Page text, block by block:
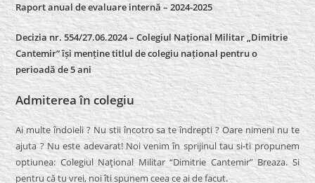
Raport anual de evaluare internă –2024-2025
Decizia nr. 554/27.06.2024 – Colegiul Național Militar „Dimitrie
Cantemir” își menține titlul de colegiu național pentru o
perioadă de 5 ani
Admiterea în colegiu
Ai multe îndoieli ? Nu stii încotro sa te îndrepti ? Oare nimeni nu te
ajuta ? Nu este adevarat! Noi venim în sprijinul tau si-ti propunem
optiunea: Colegiul Naţional Militar “Dimitrie Cantemir” Breaza. Si
pentru că tu vrei, noi îti spunem ceea ce ai de facut.